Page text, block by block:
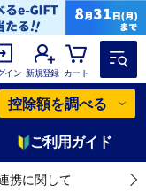
イン 新規登録 カート
控除額を調べる
ご利用ガイド
携に関して